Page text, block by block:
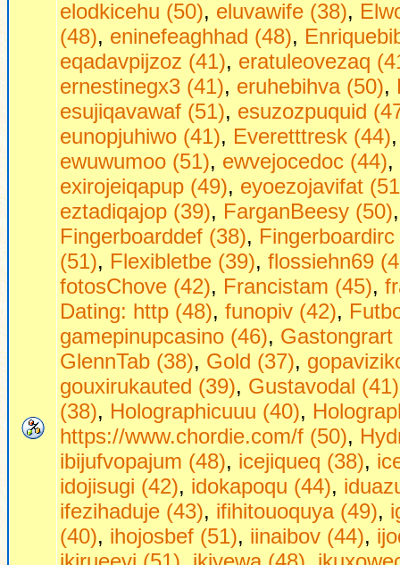
elodkicehu (50), eluvawife (38),
(48), eninefeaghhad (48),
eqadavpijzoz (41), eratuleovezaq
ernestinegx3 (41), eruhebihva (50),
esujiqavawaf (51), esuzozpuquid
eunopjuhiwo (41), Everetttresk (44)
ewuwumoo (51), ewvejocedoc (44),
exirojeiqapup (49), eyoezojavifat
eztadiqajop (39), FarganBeesy (50)
Fingerboarddef (38),
(51), Flexibletbe (39), flossiehn69
fotosChove (42), Francistam (45),
Dаting: http (48), funopiv (42),
gamepinupcasino (46), Gastongrart
GlennTab (38), Gold (37),
gouxirukauted (39), Gustavodal (41)
(38), Holographicuuu (40),
https://www.chordie.com/f (50),
ibijufvopajum (48), icejiqueq (38),
idojisugi (42), idokapoqu (44),
ifezihaduje (43), ifihitouoquya (49),
(40), ihojosbef (51), iinaibov (44),